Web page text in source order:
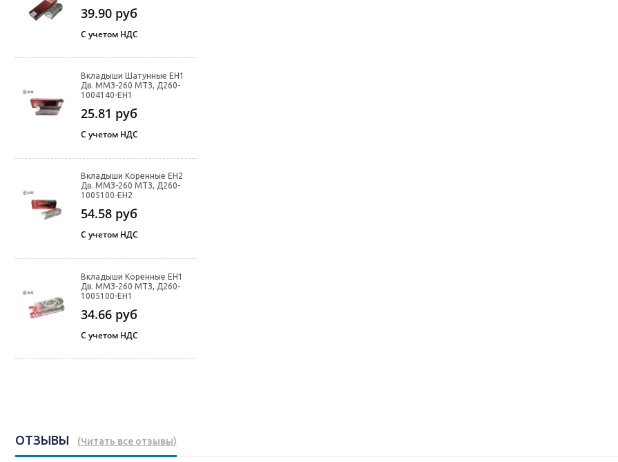
39.90 руб
С учетом НДС
Вкладыши Шатунные ЕН1
Дв. ММЗ-260 МТЗ, Д260-
1004140-ЕН1
25.81 руб
С учетом НДС
Вкладыши Коренные ЕН2
Дв. ММЗ-260 МТЗ, Д260-
1005100-ЕН2
54.58 руб
С учетом НДС
Вкладыши Коренные ЕН1
Дв. ММЗ-260 МТЗ, Д260-
1005100-ЕН1
34.66 руб
С учетом НДС
ОТЗЫВЫ (Читать все отзывы)